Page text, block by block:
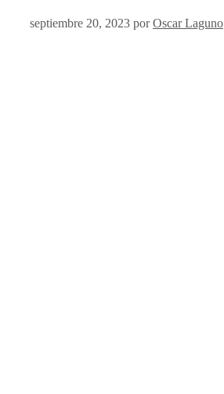
septiembre 20, 2023 porOscar Laguno